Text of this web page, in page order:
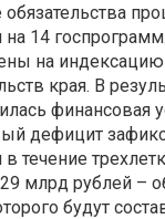
14
на
края. В
финансовая
дефицит
течение
млрд рублей –
будут